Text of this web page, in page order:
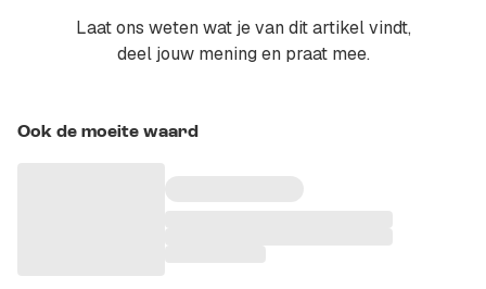
Laat ons weten wat je van dit artikel vindt,
deel jouw mening en praat mee.
Ook de moeite waard